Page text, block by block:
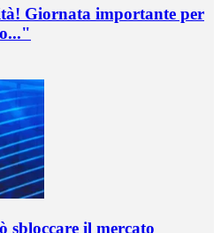
Giornata importante per
sbloccare il mercato